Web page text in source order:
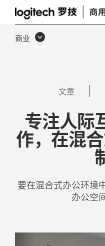
文
章：
联，
办
商业
文章
专注人际
作，在混
要在混合式办公环境
办公空